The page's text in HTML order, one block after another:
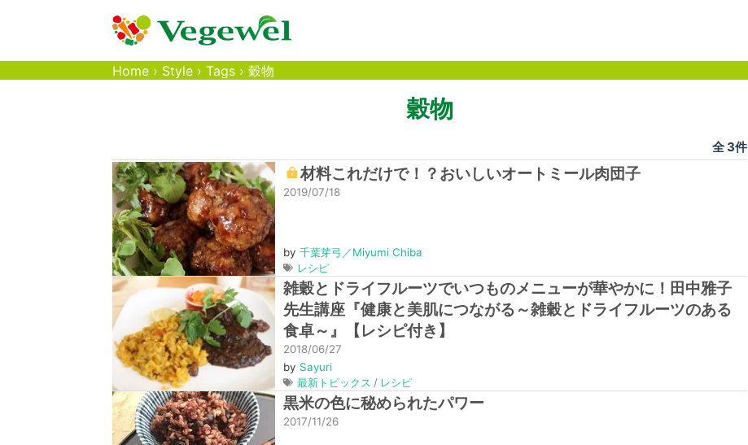
Home › Style › Tags › 穀物
穀物
全 3件
材料これだけで！？おいしいオートミール肉団子
2019/07/18
by 千葉芽弓／Miyumi Chiba
レシピ
雑穀とドライフルーツでいつものメニューが華やかに！田中雅子
先生講座『健康と美肌につながる～雑穀とドライフルーツのある
食卓～』【レシピ付き】
2018/06/27
by Sayuri
最新トピックス
レシピ
黒米の色に秘められたパワー
2017/11/26